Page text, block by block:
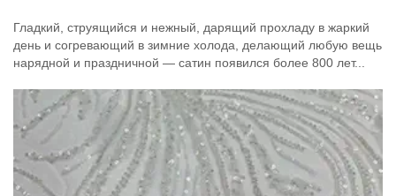
Гладкий, струящийся и нежный, дарящий прохладу в жаркий
день и согревающий в зимние холода, делающий любую вещь
нарядной и праздничной — сатин появился более 800 лет...